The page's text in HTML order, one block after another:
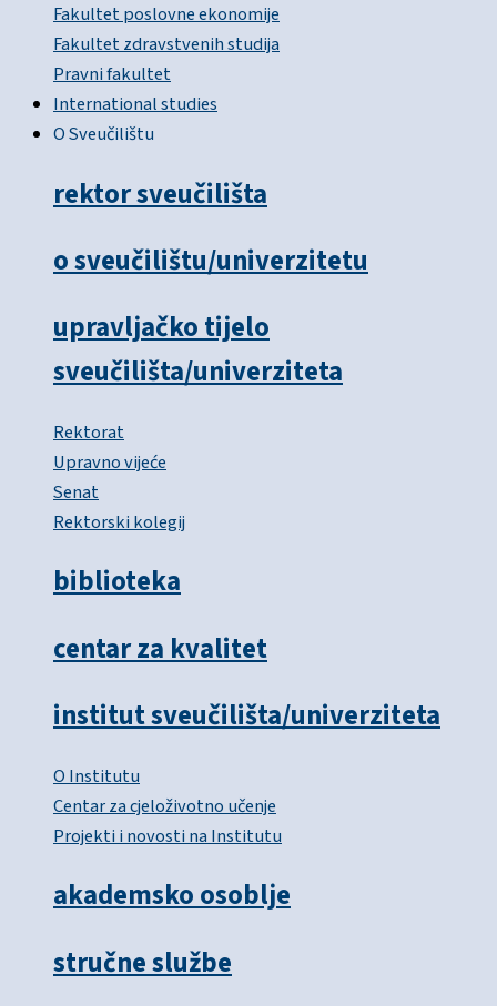
Fakultet poslovne ekonomije
Fakultet zdravstvenih studija
Pravni fakultet
International studies
O Sveučilištu
rektor sveučilišta
o sveučilištu/univerzitetu
upravljačko tijelo
sveučilišta/univerziteta
Rektorat
Upravno vijeće
Senat
Rektorski kolegij
biblioteka
centar za kvalitet
institut sveučilišta/univerziteta
O Institutu
Centar za cjeloživotno učenje
Projekti i novosti na Institutu
akademsko osoblje
stručne službe